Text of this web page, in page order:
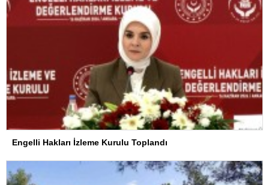
Engelli Hakları İzleme Kurulu Toplandı